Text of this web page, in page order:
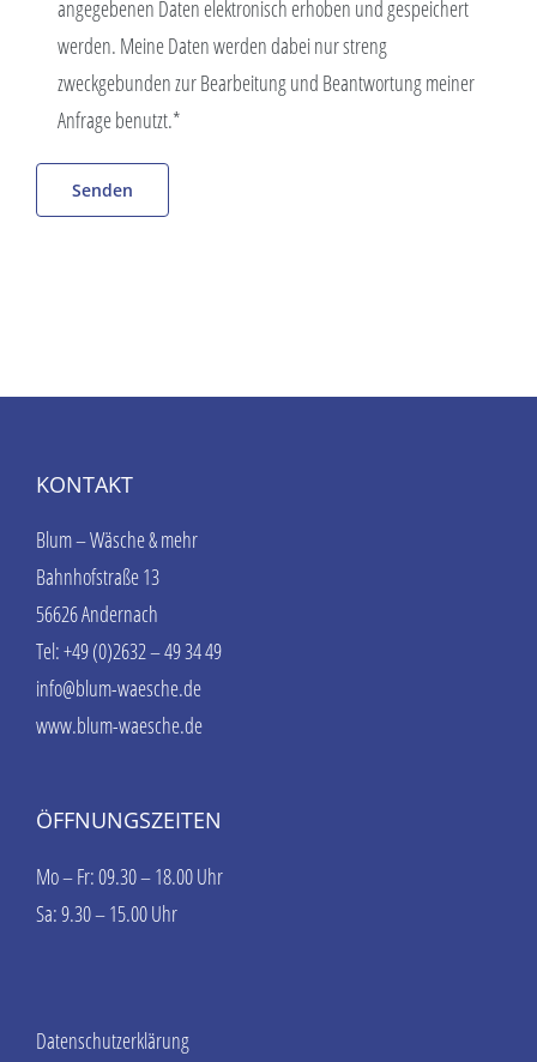
angegebenen Daten elektronisch erhoben und gespeichert
werden. Meine Daten werden dabei nur streng
zweckgebunden zur Bearbeitung und Beantwortung meiner
Anfrage benutzt.*
KONTAKT
Blum – Wäsche & mehr
Bahnhofstraße 13
56626 Andernach
Tel: +49 (0)2632 – 49 34 49
info@blum-waesche.de
www.blum-waesche.de
ÖFFNUNGSZEITEN
Mo – Fr: 09.30 – 18.00 Uhr
Sa: 9.30 – 15.00 Uhr
Datenschutzerklärung